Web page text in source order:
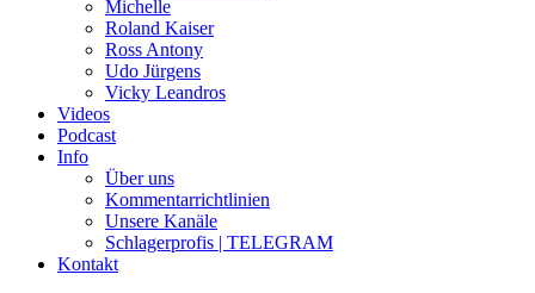
Michelle
Roland Kaiser
Ross Antony
Udo Jürgens
Vicky Leandros
Videos
Podcast
Info
Über uns
Kommentarrichtlinien
Unsere Kanäle
Schlagerprofis | TELEGRAM
Kontakt